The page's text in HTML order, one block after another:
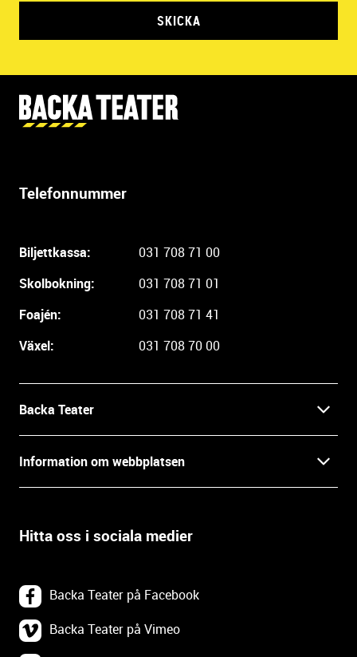
SKICKA
Telefonnummer
Biljettkassa:
031 708 71 00
Skolbokning:
031 708 71 01
Foajén:
031 708 71 41
Växel:
031 708 70 00
Backa Teater
Press
Prao, praktik och lediga tjänster
Göteborgs Stadsteater
Information om webbplatsen
Tillgänglighetsdatabasen
Om webbplatsen
Tillgänglighetsredogörelse
Hitta oss i sociala medier
Backa Teater på Facebook
Backa Teater på Vimeo